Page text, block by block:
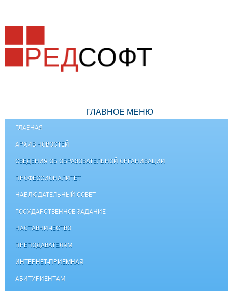
ГЛАВНОЕ МЕНЮ
ГЛАВНАЯ
АРХИВ НОВОСТЕЙ
СВЕДЕНИЯ ОБ ОБРАЗОВАТЕЛЬНОЙ ОРГАНИЗАЦИИ
ПРОФЕССИОНАЛИТЕТ
НАБЛЮДАТЕЛЬНЫЙ СОВЕТ
ГОСУДАРСТВЕННОЕ ЗАДАНИЕ
НАСТАВНИЧЕСТВО
ПРЕПОДАВАТЕЛЯМ
ИНТЕРНЕТ-ПРИЕМНАЯ
АБИТУРИЕНТАМ